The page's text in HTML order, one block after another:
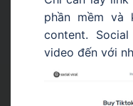
phần mềm và
content.
video đến với